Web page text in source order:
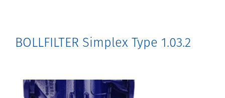
BOLLFILTER Simplex Type 1.03.2